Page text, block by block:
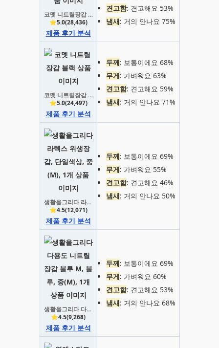
코멧 니트릴장갑 화이트
⭐5.0(28,436)
제품 후기 분석
견고함: 견고해요 53%
냄새: 거의 안나요 75%
코멧 니트릴장갑 블랙
⭐5.0(24,497)
제품 후기 분석
두께: 보통이에요 68%
무게: 가벼워요 63%
견고함: 견고해요 59%
냄새: 거의 안나요 71%
생활을그리다 라텍스 위생장갑, 단일색상, 중(M), 1개
⭐4.5(12,071)
제품 후기 분석
두께: 보통이에요 69%
무게: 가벼워요 55%
견고함: 견고해요 46%
냄새: 거의 안나요 50%
생활을그리다 다용도 니트릴장갑 블루 M, 블루, 중(M), 1개
⭐4.5(9,268)
제품 후기 분석
두께: 보통이에요 69%
무게: 가벼워요 60%
견고함: 견고해요 53%
냄새: 거의 안나요 68%